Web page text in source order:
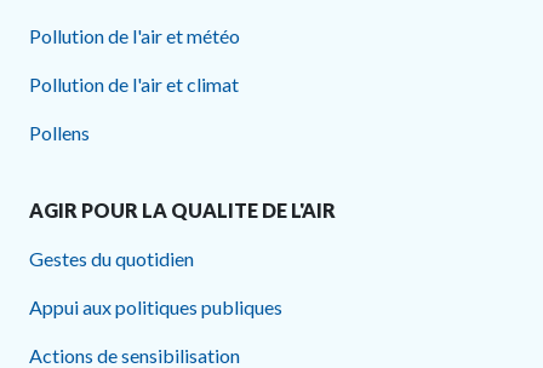
Pollution de l'air et météo
Pollution de l'air et climat
Pollens
AGIR POUR LA QUALITE DE L'AIR
Gestes du quotidien
Appui aux politiques publiques
Actions de sensibilisation